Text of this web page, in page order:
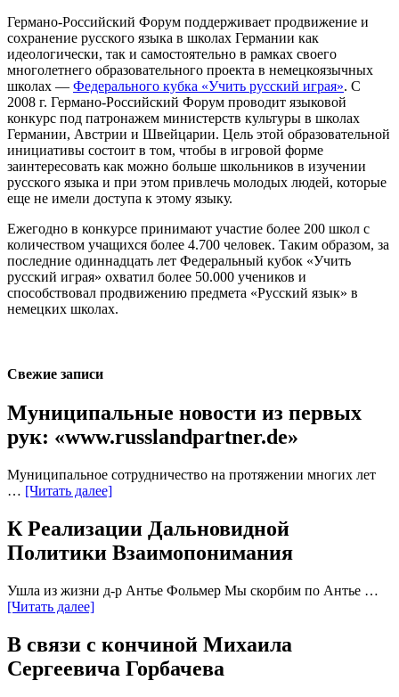
Германо-Российский Форум поддерживает продвижение и
сохранение русского языка в школах Германии как
идеологически, так и самостоятельно в рамках своего
многолетнего образовательного проекта в немецкоязычных
школах — Федерального кубка «Учить русский играя». С
2008 г. Германо-Российский Форум проводит языковой
конкурс под патронажем министерств культуры в школах
Германии, Австрии и Швейцарии. Цель этой образовательной
инициативы состоит в том, чтобы в игровой форме
заинтересовать как можно больше школьников в изучении
русского языка и при этом привлечь молодых людей, которые
еще не имели доступа к этому языку.
Ежегодно в конкурсе принимают участие более 200 школ с
количеством учащихся более 4.700 человек. Таким образом, за
последние одиннадцать лет Федеральный кубок «Учить
русский играя» охватил более 50.000 учеников и
способствовал продвижению предмета «Русский язык» в
немецких школах.
Свежие записи
Муниципальные новости из первых
рук: «www.russlandpartner.de»
Муниципальное сотрудничество на протяжении многих лет
… [Читать далее]
К Реализации Дальновидной
Политики Взаимопонимания
Ушла из жизни д-р Антье Фольмер Мы скорбим по Антье …
[Читать далее]
В связи с кончиной Михаила
Сергеевича Горбачева